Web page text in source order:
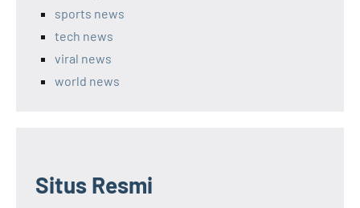
sports news
tech news
viral news
world news
Situs Resmi